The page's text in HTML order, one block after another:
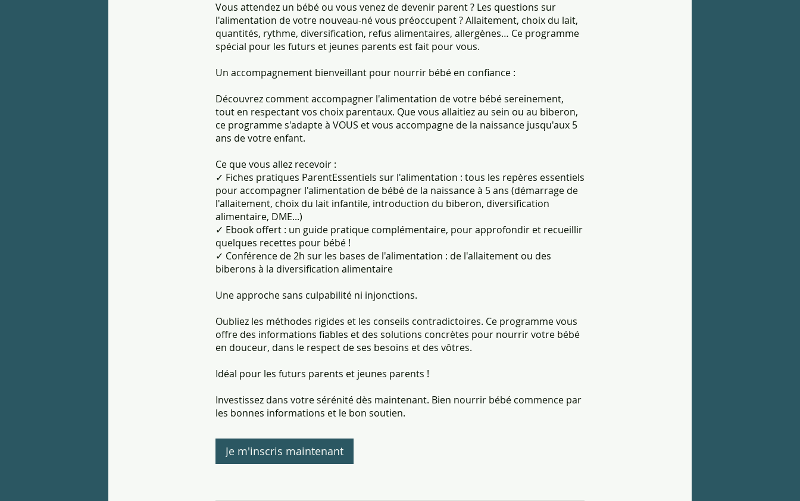
Vous attendez un bébé ou vous venez de devenir parent ? Les questions sur
l'alimentation de votre nouveau-né vous préoccupent ? Allaitement, choix du lait,
quantités, rythme, diversification, refus alimentaires, allergènes… Ce programme
spécial pour les futurs et jeunes parents est fait pour vous.
Un accompagnement bienveillant pour nourrir bébé en confiance :
Découvrez comment accompagner l'alimentation de votre bébé sereinement,
tout en respectant vos choix parentaux. Que vous allaitiez au sein ou au biberon,
ce programme s'adapte à VOUS et vous accompagne de la naissance jusqu'aux 5
ans de votre enfant.
Ce que vous allez recevoir :
✓ Fiches pratiques ParentEssentiels sur l'alimentation : tous les repères essentiels
pour accompagner l'alimentation de bébé de la naissance à 5 ans (démarrage de
l'allaitement, choix du lait infantile, introduction du biberon, diversification
alimentaire, DME...)
✓ Ebook offert : un guide pratique complémentaire, pour approfondir et recueillir
quelques recettes pour bébé !
✓ Conférence de 2h sur les bases de l'alimentation : de l'allaitement ou des
biberons à la diversification alimentaire
Une approche sans culpabilité ni injonctions.
Oubliez les méthodes rigides et les conseils contradictoires. Ce programme vous
offre des informations fiables et des solutions concrètes pour nourrir votre bébé
en douceur, dans le respect de ses besoins et des vôtres.
Idéal pour les futurs parents et jeunes parents !
Investissez dans votre sérénité dès maintenant. Bien nourrir bébé commence par
les bonnes informations et le bon soutien.
Je m'inscris maintenant